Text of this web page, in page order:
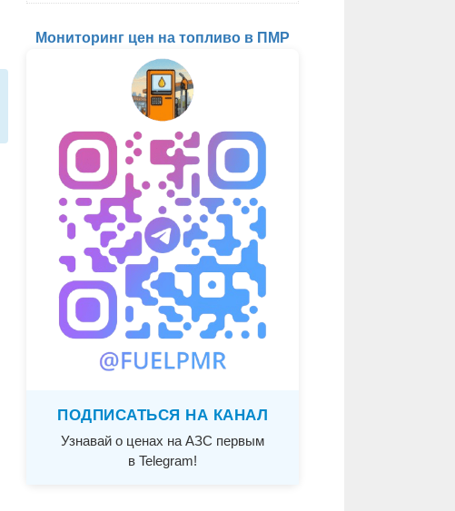
Мониторинг цен на топливо в ПМР
ПОДПИСАТЬСЯ НА КАНАЛ
Узнавай о ценах на АЗС первым
в Telegram!